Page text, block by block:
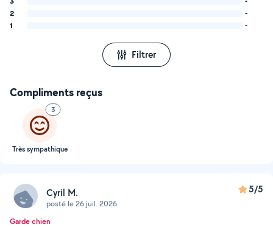
2
-
1
-
Filtrer
Compliments reçus
3
Très sympathique
Cyril M.
posté le 26 juil. 2026
5/5
Garde chien